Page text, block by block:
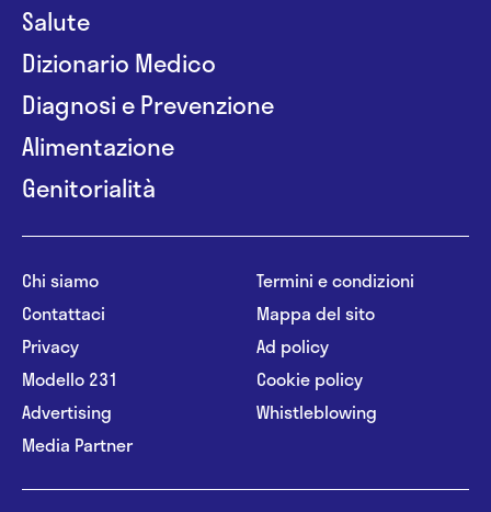
Salute
Dizionario Medico
Diagnosi e Prevenzione
Alimentazione
Genitorialità
Chi siamo
Contattaci
Privacy
Modello 231
Advertising
Media Partner
Termini e condizioni
Mappa del sito
Ad policy
Cookie policy
Whistleblowing